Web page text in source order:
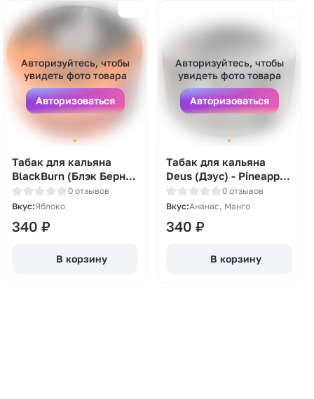
Авторизуйтесь, чтобы
увидеть фото товара
Авторизоваться
Табак для кальяна
BlackBurn (Блэк Берн) -
Famous Apple (Зеленое
яблоко со льдом) 25гр.
0 отзывов
Вкус:Яблоко
340 ₽
В корзину
Авторизуйтесь, чтобы
увидеть фото товара
Авторизоваться
Табак для кальяна
Deus (Дэус) - Pineapple
Mango (Ананас Манго)
30гр.
0 отзывов
Вкус:Ананас, Манго
340 ₽
В корзину